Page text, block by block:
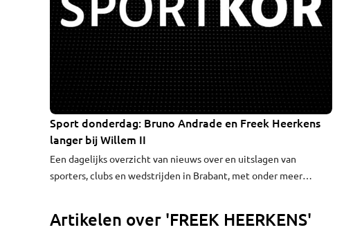
Sport donderdag: Bruno Andrade en Freek Heerkens
langer bij Willem II
Een dagelijks overzicht van nieuws over en uitslagen van
sporters, clubs en wedstrijden in Brabant, met onder meer
voetballers Bruno Andrade en Freek Heerkens.
Artikelen over 'FREEK HEERKENS'